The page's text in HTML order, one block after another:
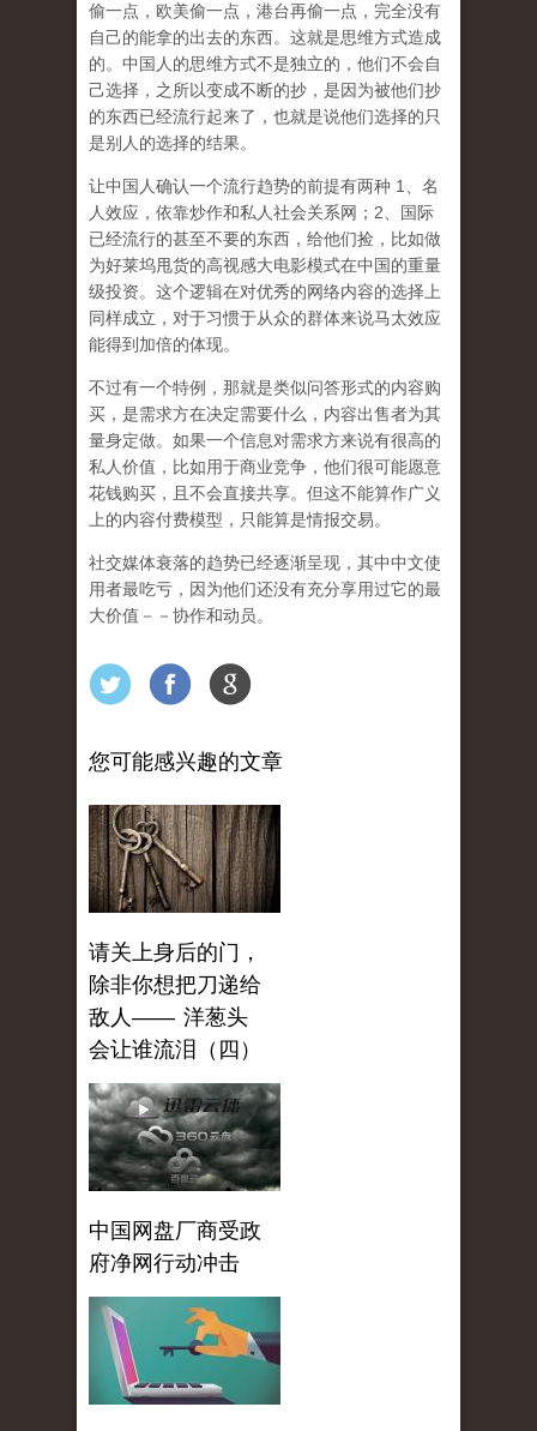
偷一点，欧美偷一点，港台再偷一点，完全没有
自己的能拿的出去的东西。这就是思维方式造成
的。中国人的思维方式不是独立的，他们不会自
己选择，之所以变成不断的抄，是因为被他们抄
的东西已经流行起来了，也就是说他们选择的只
是别人的选择的结果。
让中国人确认一个流行趋势的前提有两种 1、名
人效应，依靠炒作和私人社会关系网；2、国际
已经流行的甚至不要的东西，给他们捡，比如做
为好莱坞甩货的高视感大电影模式在中国的重量
级投资。这个逻辑在对优秀的网络内容的选择上
同样成立，对于习惯于从众的群体来说马太效应
能得到加倍的体现。
不过有一个特例，那就是类似问答形式的内容购
买，是需求方在决定需要什么，内容出售者为其
量身定做。如果一个信息对需求方来说有很高的
私人价值，比如用于商业竞争，他们很可能愿意
花钱购买，且不会直接共享。但这不能算作广义
上的内容付费模型，只能算是情报交易。
社交媒体衰落的趋势已经逐渐呈现，其中中文使
用者最吃亏，因为他们还没有充分享用过它的最
大价值－－协作和动员。
您可能感兴趣的文章
请关上身后的门，
除非你想把刀递给
敌人—— 洋葱头
会让谁流泪（四）
中国网盘厂商受政
府净网行动冲击